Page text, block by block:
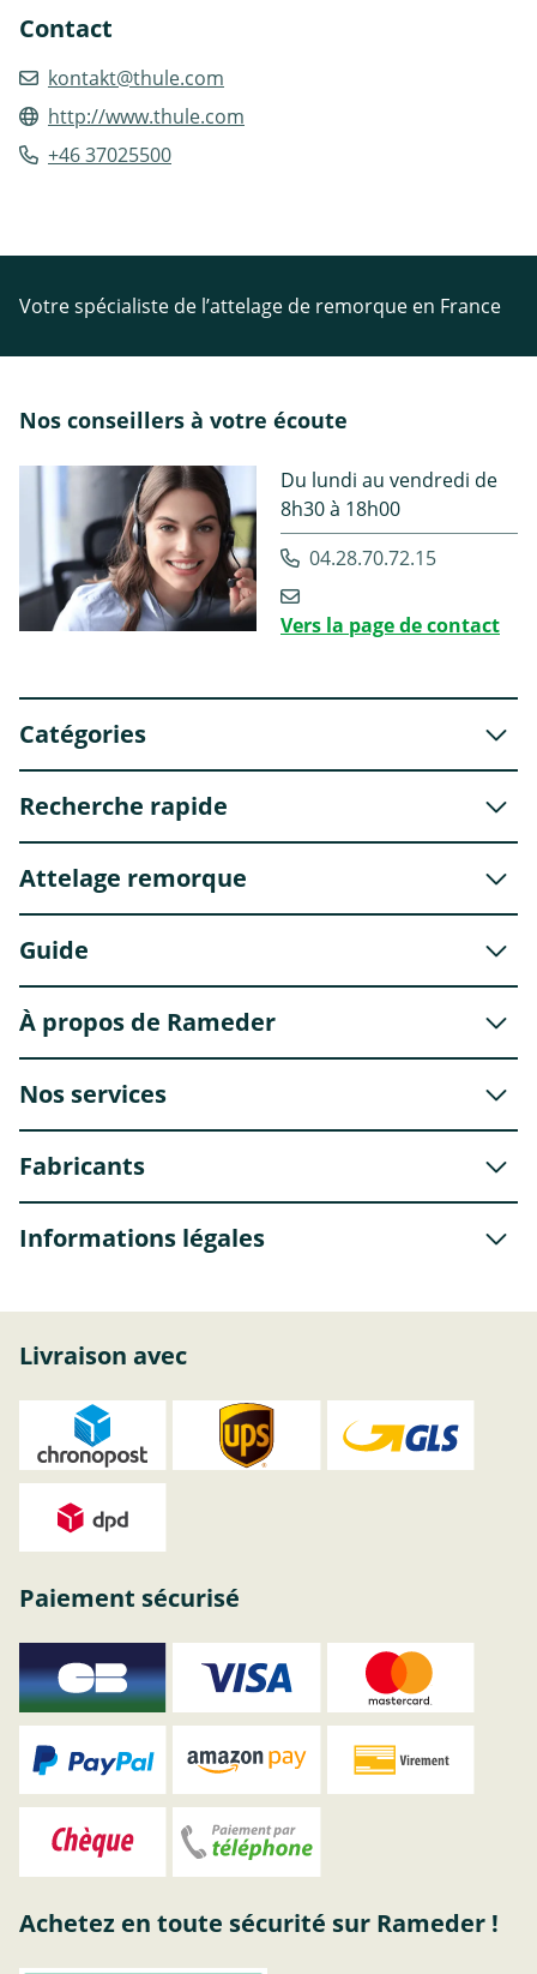
Contact
kontakt@thule.com
http://www.thule.com
+46 37025500
Votre spécialiste de l’attelage de remorque en France
Nos conseillers à votre écoute
Du lundi au vendredi de
8h30 à 18h00
04.28.70.72.15
Vers la page de contact
Catégories
Recherche rapide
Attelage remorque
Guide
À propos de Rameder
Nos services
Fabricants
Informations légales
Livraison avec
Paiement sécurisé
Achetez en toute sécurité sur Rameder !